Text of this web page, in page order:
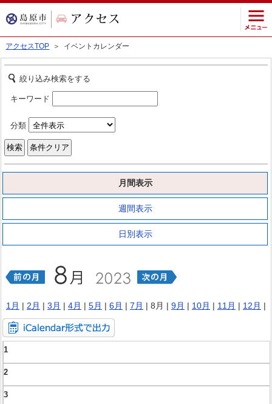
アクセスTOP ＞ イベントカレンダー
絞り込み検索をする
キーワード
分類
月間表示
週間表示
日別表示
1月 | 2月 | 3月 | 4月 | 5月 | 6月 | 7月 | 8月 | 9月 | 10月 | 11月 | 12月 |
1
2
3